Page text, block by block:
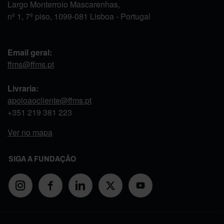
Largo Monterroio Mascarenhas,
nº 1, 7º piso, 1099-081 Lisboa - Portugal
Email geral:
ffms@ffms.pt
Livraria:
apoioaocliente@ffms.pt
+351 219 381 223
Ver no mapa
SIGA A FUNDAÇÃO